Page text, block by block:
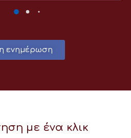
ενημέρωση
με ένα κλικ